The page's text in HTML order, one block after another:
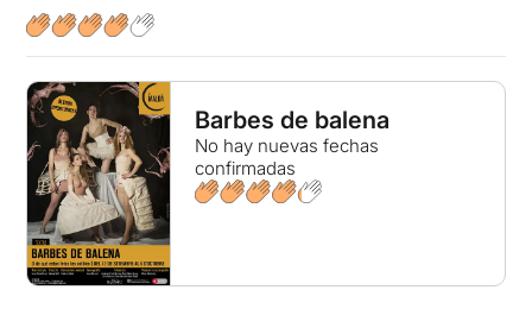
Barbes de balena
No hay nuevas fechas
confirmadas